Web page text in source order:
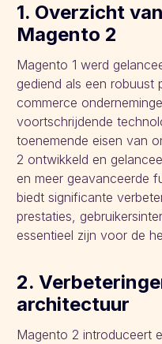
1. Overzicht
Magento 2
Magento 1 werd
gediend als een
commerce
voortschrijdende
toenemende eisen van
2 ontwikkeld en
en meer geavanceerde
biedt significante
prestaties,
essentieel zijn voor de
2.
architectuur
Magento 2 introduceert